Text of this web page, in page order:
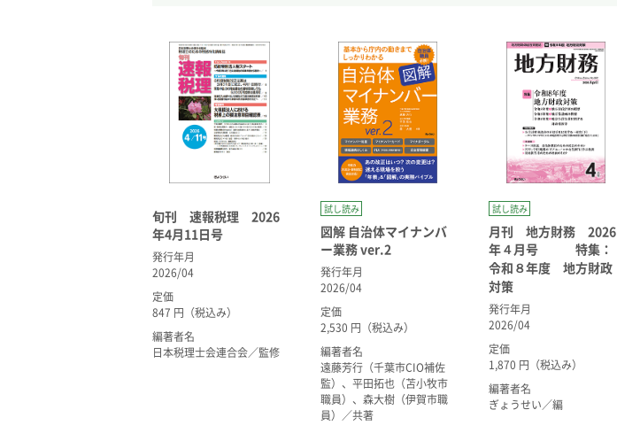
旬刊 速報税理 2026
年4月11日号
発行年月
2026/04
定価
847 円（税込み）
編著者名
日本税理士会連合会／監修
試し読み
図解 自治体マイナンバ
ー業務 ver.2
発行年月
2026/04
定価
2,530 円（税込み）
編著者名
遠藤芳行（千葉市CIO補佐
監）、平田拓也（苫小牧市
職員）、森大樹（伊賀市職
員）／共著
試し読み
月刊 地方財務 2026
年４月号 特集：
令和８年度 地方財政
対策
発行年月
2026/04
定価
1,870 円（税込み）
編著者名
ぎょうせい／編